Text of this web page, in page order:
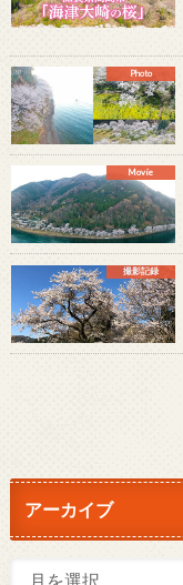
Photo
Movie
撮影記録
アーカイブ